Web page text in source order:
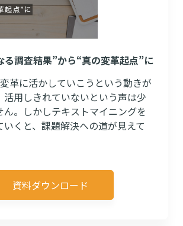
る調査結果”から“真の変革起点”に
革に活かしていこうという動きが
活用しきれていないという声は少
ん。しかしテキストマイニングを
くと、課題解決への道が見えて
資料ダウンロード